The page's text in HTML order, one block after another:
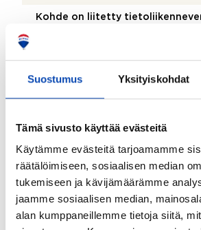
Suostumus Yksityiskohdat
Tämä sivusto käyttää evästeitä
Käytämme evästeitä tarjoamamme
räätälöimiseen, sosiaalisen median
tukemiseen ja kävijämäärämme
jaamme sosiaalisen median,
alan kumppaneillemme tietoja siitä,
Kohde on liitetty
Kohde myydään kalustettuna:
Ei
Taloyhtiö
Taloyhtiön nimi:
Asunto-oy Paimionkuja 1
Taloyhtiön Y-tunnus:
0703338-2